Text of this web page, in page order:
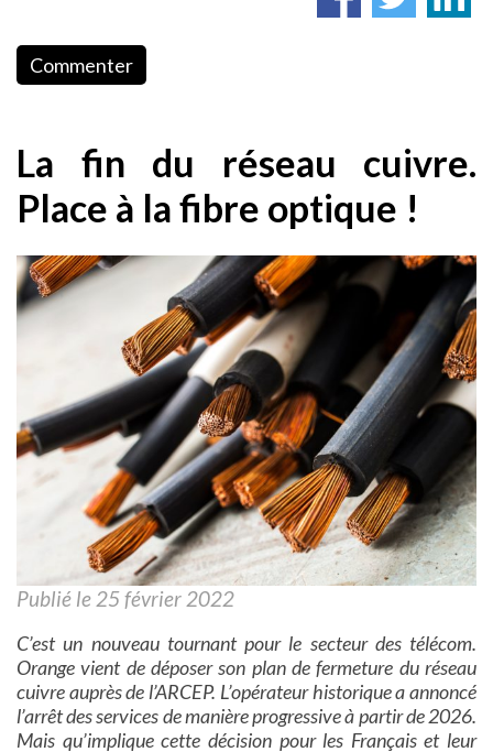
Commenter
La fin du réseau cuivre.
Place à la fibre optique !
Publié le 25 février 2022
C’est un nouveau tournant pour le secteur des télécom.
Orange vient de déposer son plan de fermeture du réseau
cuivre auprès de l’ARCEP. L’opérateur historique a annoncé
l’arrêt des services de manière progressive à partir de 2026.
Mais qu’implique cette décision pour les Français et leur